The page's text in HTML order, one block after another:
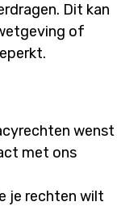
Dit kan
of
wenst
met ons
je rechten wilt